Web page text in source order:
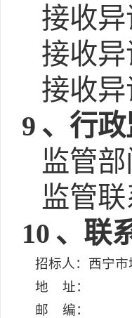
接收
接收
接收异
9 、行政
监管
监管联
10 、联
招标人：西宁
地 址：
邮 编：